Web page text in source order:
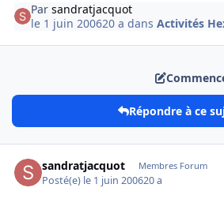
Parsandratjacquot
le 1 juin 200620 a dansActivités
Répondre à ce
sandratjacquot Membres Forum
Posté(e) le 1 juin 200620 a